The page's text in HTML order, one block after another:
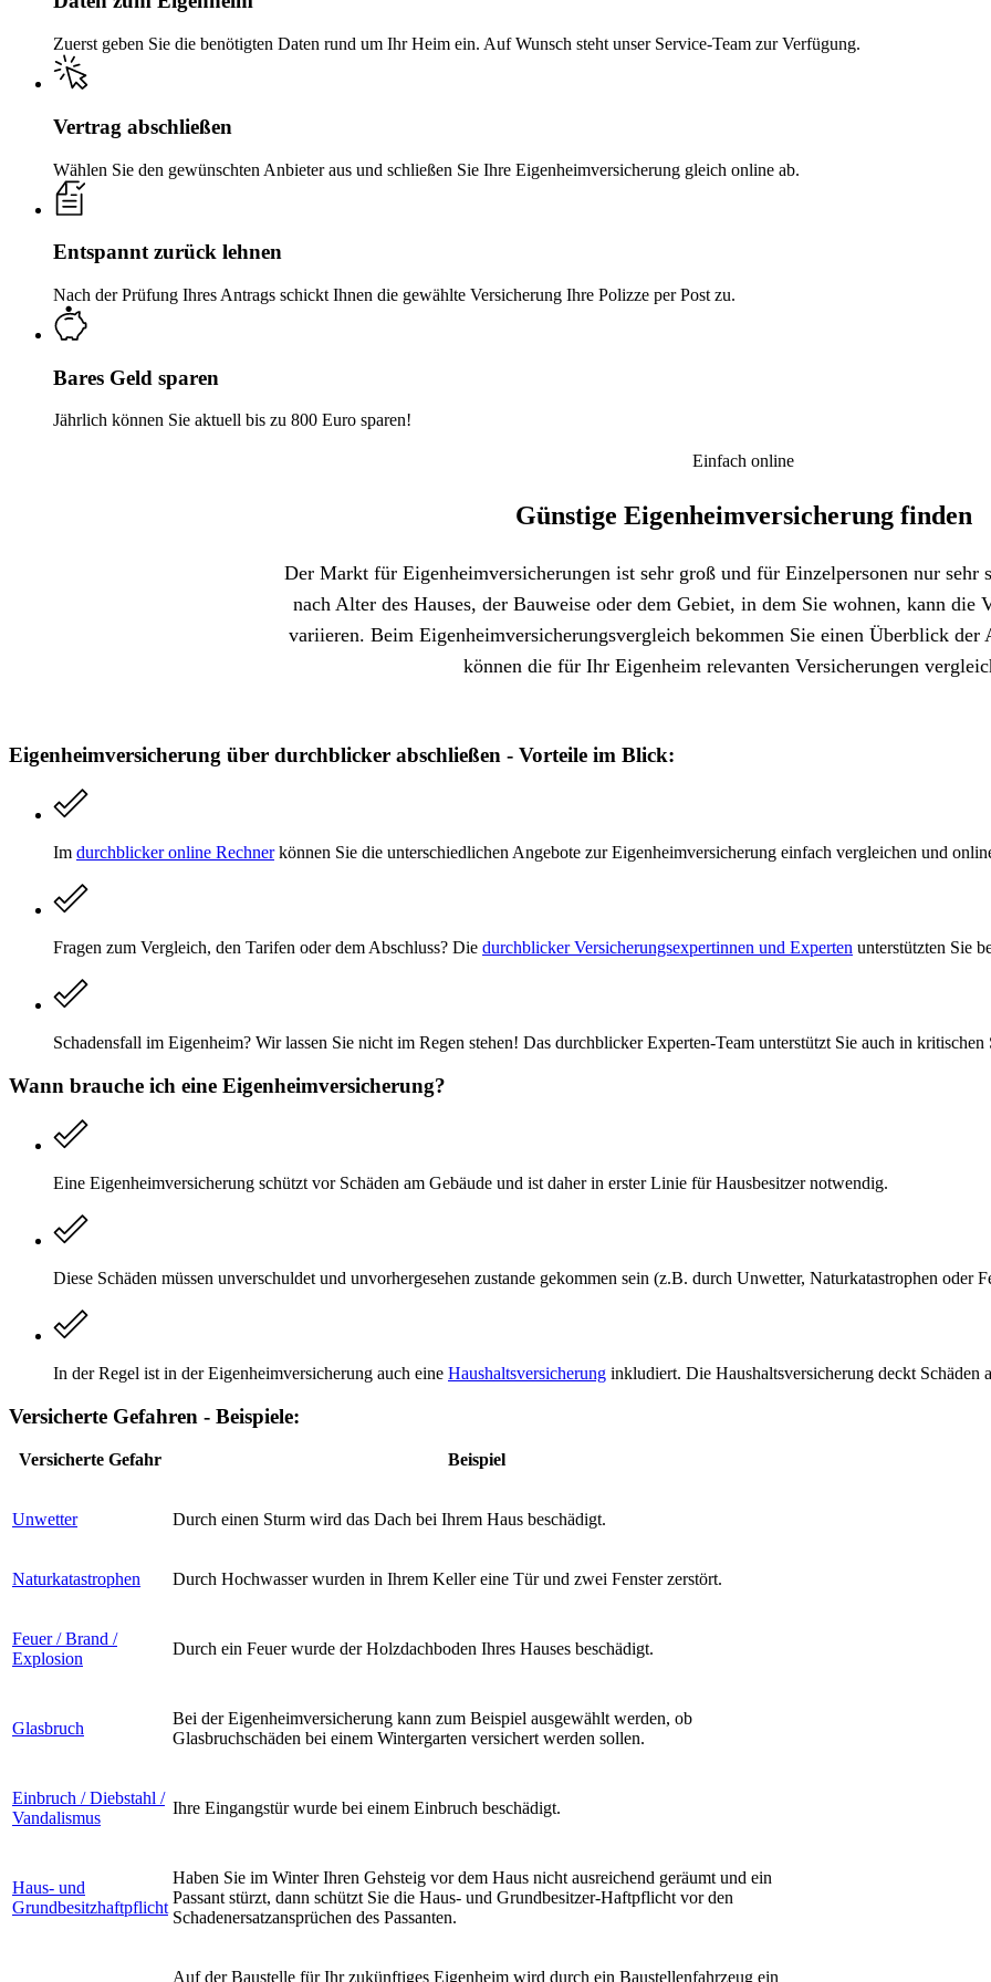
Zuerst geben Sie die benötigten Daten rund um Ihr Heim ein. Auf Wunsch steht unser Service-Team zur Verfügung.
Vertrag abschließen
Wählen Sie den gewünschten Anbieter aus und schließen Sie Ihre Eigenheimversicherung gleich online ab.
Entspannt zurück lehnen
Nach der Prüfung Ihres Antrags schickt Ihnen die gewählte Versicherung Ihre Polizze per Post zu.
Bares Geld sparen
Jährlich können Sie aktuell bis zu 800 Euro sparen!
Einfach online
Günstige Eigenheim­versicherung finden
Der Markt für Eigenheimversicherungen ist sehr groß und für Einzelpersonen nur sehr
nach Alter des Hauses, der Bauweise oder dem Gebiet, in dem Sie wohnen, kann die
variieren. Beim Eigenheimversicherungsvergleich bekommen Sie einen Überblick der
können die für Ihr Eigenheim relevanten Versicherungen
Eigenheimversicherung über durchblicker abschließen - Vorteile im Blick:
Im durchblicker online Rechnerkönnen Sie die unterschiedlichen Angebote zur Eigenheimversicherung einfach vergleichen und
Fragen zum Vergleich, den Tarifen oder dem Abschluss? Die durchblicker Versicherungsexpertinnen und Experten unterstützten Sie
Schadensfall im Eigenheim? Wir lassen Sie nicht im Regen stehen! Das durchblicker Experten-Team unterstützt Sie auch in
Wann brauche ich eine Eigenheim­versicherung?
Eine Eigenheimversicherung schützt vor Schäden am Gebäude und ist daher in erster Linie für Hausbesitzer notwendig.
Diese Schäden müssen unverschuldet und unvorhergesehen zustande gekommen sein (z.B. durch Unwetter, Naturkatastrophen oder
In der Regel ist in der Eigenheimversicherung auch eine Haushaltsversicherung inkludiert. Die Haushaltsversicherung deckt Schäden
Versicherte Gefahren - Beispiele:
Versicherte Gefahr Beispiel
Unwetter Durch einen Sturm wird das Dach bei Ihrem Haus beschädigt.
Naturkatastrophen Durch Hochwasser wurden in Ihrem Keller eine Tür und zwei Fenster zerstört.
Feuer / Brand /
Explosion
Durch ein Feuer wurde der Holzdachboden Ihres Hauses beschädigt.
Glasbruch
Bei der Eigenheimversicherung kann zum Beispiel ausgewählt werden, ob
Glasbruchschäden bei einem Wintergarten versichert werden sollen.
Einbruch / Diebstahl /
Vandalismus
Ihre Eingangstür wurde bei einem Einbruch beschädigt.
Haus- und
Grundbesitzhaftpflicht
Haben Sie im Winter Ihren Gehsteig vor dem Haus nicht ausreichend geräumt und ein
Passant stürzt, dann schützt Sie die Haus- und Grundbesitzer-Haftpflicht vor den
Schadenersatzansprüchen des Passanten.
Auf der Baustelle für Ihr zukünftiges Eigenheim wird durch ein Baustellenfahrzeug ein